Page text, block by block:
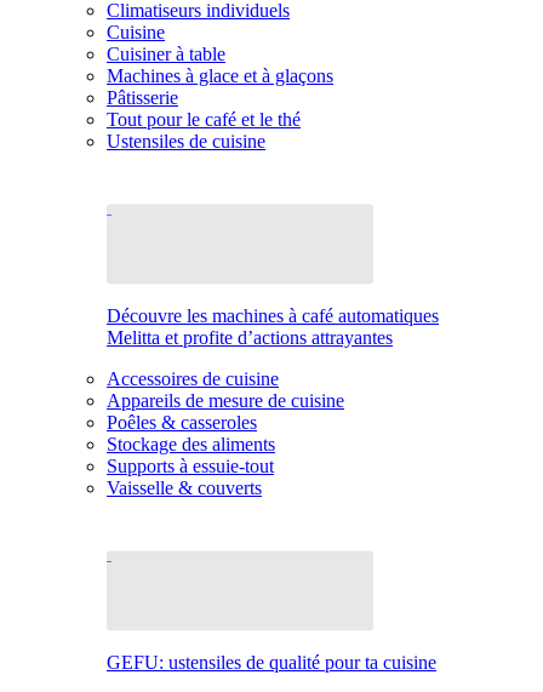
Climatiseurs individuels
Cuisine
Cuisiner à table
Machines à glace et à glaçons
Pâtisserie
Tout pour le café et le thé
Ustensiles de cuisine
Découvre les machines à café automatiques
Melitta et profite d’actions attrayantes
Accessoires de cuisine
Appareils de mesure de cuisine
Poêles & casseroles
Stockage des aliments
Supports à essuie-tout
Vaisselle & couverts
GEFU: ustensiles de qualité pour ta cuisine